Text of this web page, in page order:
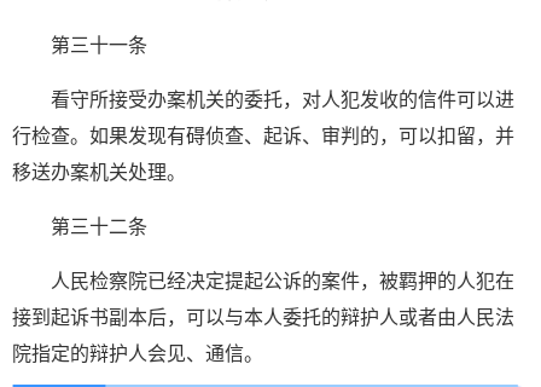
第三十一条
看守所接受办案机关的委托，对人犯发收的信件可以进
行检查。如果发现有碍侦查、起诉、审判的，可以扣留，并
移送办案机关处理。
第三十二条
人民检察院已经决定提起公诉的案件，被羁押的人犯在
接到起诉书副本后，可以与本人委托的辩护人或者由人民法
院指定的辩护人会见、通信。